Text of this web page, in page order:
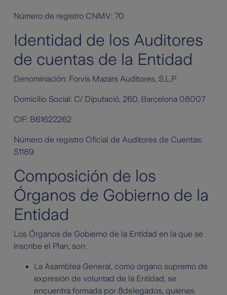
Número de registro CNMV: 70
Identidad de los Auditores
de cuentas de la Entidad
Denominación: Forvis Mazars Auditores, S.L.P
Domicilio Social: C/ Diputació, 260, Barcelona 08007
CIF: B61622262
Número de registro Oficial de Auditores de Cuentas:
S1189
Composición de los
Órganos de Gobierno de la
Entidad
Los Órganos de Gobierno de la Entidad en la que se
inscribe el Plan, son:
La Asamblea General, como órgano supremo de
expresión de voluntad de la Entidad, se
encuentra formada por 8delegados, quienes